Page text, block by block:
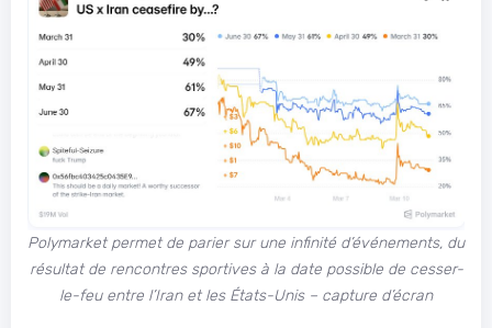
Polymarket permet de parier sur une infinité d’événements, du
résultat de rencontres sportives à la date possible de cesser-
le-feu entre l’Iran et les États-Unis – capture d’écran